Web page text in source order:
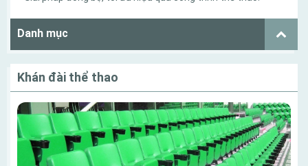
Danh mục
Khán đài thể thao